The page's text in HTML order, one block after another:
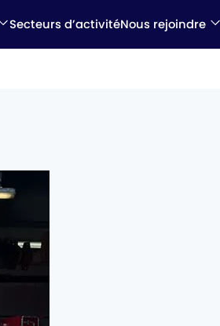
Secteurs d’activitéNous rejoindre